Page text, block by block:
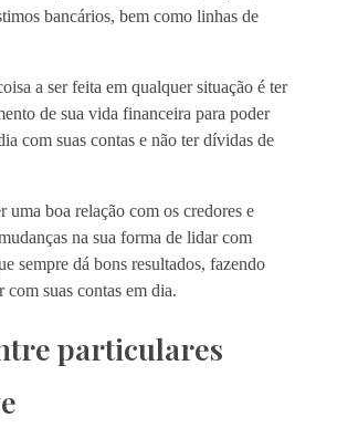
bancários, bem como linhas de
a ser feita em qualquer situação é ter
de sua vida financeira para poder
com suas contas e não ter dívidas de
uma boa relação com os credores e
na sua forma de lidar com
sempre dá bons resultados, fazendo
com suas contas em dia.
particulares